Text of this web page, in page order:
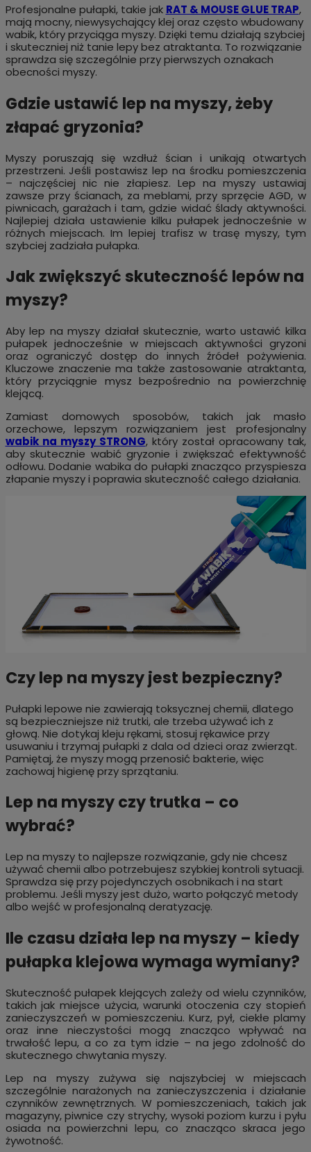
Profesjonalne pułapki, takie jak RAT & MOUSE GLUE TRAP,
mają mocny, niewysychający klej oraz często wbudowany
wabik, który przyciąga myszy. Dzięki temu działają szybciej
i skuteczniej niż tanie lepy bez atraktanta. To rozwiązanie
sprawdza się szczególnie przy pierwszych oznakach
obecności myszy.
Gdzie ustawić lep na myszy, żeby
złapać gryzonia?
Myszy poruszają się wzdłuż ścian i unikają otwartych
przestrzeni. Jeśli postawisz lep na środku pomieszczenia
– najczęściej nic nie złapiesz. Lep na myszy ustawiaj
zawsze przy ścianach, za meblami, przy sprzęcie AGD, w
piwnicach, garażach i tam, gdzie widać ślady aktywności.
Najlepiej działa ustawienie kilku pułapek jednocześnie w
różnych miejscach. Im lepiej trafisz w trasę myszy, tym
szybciej zadziała pułapka.
Jak zwiększyć skuteczność lepów na
myszy?
Aby lep na myszy działał skutecznie, warto ustawić kilka
pułapek jednocześnie w miejscach aktywności gryzoni
oraz ograniczyć dostęp do innych źródeł pożywienia.
Kluczowe znaczenie ma także zastosowanie atraktanta,
który przyciągnie mysz bezpośrednio na powierzchnię
klejącą.
Zamiast domowych sposobów, takich jak masło
orzechowe, lepszym rozwiązaniem jest profesjonalny
wabik na myszy STRONG, który został opracowany tak,
aby skutecznie wabić gryzonie i zwiększać efektywność
odłowu. Dodanie wabika do pułapki znacząco przyspiesza
złapanie myszy i poprawia skuteczność całego działania.
Czy lep na myszy jest bezpieczny?
Pułapki lepowe nie zawierają toksycznej chemii, dlatego
są bezpieczniejsze niż trutki, ale trzeba używać ich z
głową. Nie dotykaj kleju rękami, stosuj rękawice przy
usuwaniu i trzymaj pułapki z dala od dzieci oraz zwierząt.
Pamiętaj, że myszy mogą przenosić bakterie, więc
zachowaj higienę przy sprzątaniu.
Lep na myszy czy trutka – co
wybrać?
Lep na myszy to najlepsze rozwiązanie, gdy nie chcesz
używać chemii albo potrzebujesz szybkiej kontroli sytuacji.
Sprawdza się przy pojedynczych osobnikach i na start
problemu. Jeśli myszy jest dużo, warto połączyć metody
albo wejść w profesjonalną deratyzację.
Ile czasu działa lep na myszy – kiedy
pułapka klejowa wymaga wymiany?
Skuteczność pułapek klejących zależy od wielu czynników,
takich jak miejsce użycia, warunki otoczenia czy stopień
zanieczyszczeń w pomieszczeniu. Kurz, pył, ciekłe plamy
oraz inne nieczystości mogą znacząco wpływać na
trwałość lepu, a co za tym idzie – na jego zdolność do
skutecznego chwytania myszy.
Lep na myszy zużywa się najszybciej w miejscach
szczególnie narażonych na zanieczyszczenia i działanie
czynników zewnętrznych. W pomieszczeniach, takich jak
magazyny, piwnice czy strychy, wysoki poziom kurzu i pyłu
osiada na powierzchni lepu, co znacząco skraca jego
żywotność.